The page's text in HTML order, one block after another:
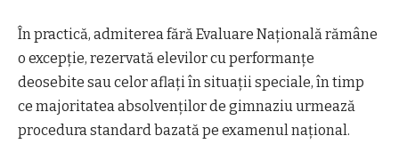
În practică, admiterea fără Evaluare Națională rămâne
o excepție, rezervată elevilor cu performanțe
deosebite sau celor aflați în situații speciale, în timp
ce majoritatea absolvenților de gimnaziu urmează
procedura standard bazată pe examenul național.